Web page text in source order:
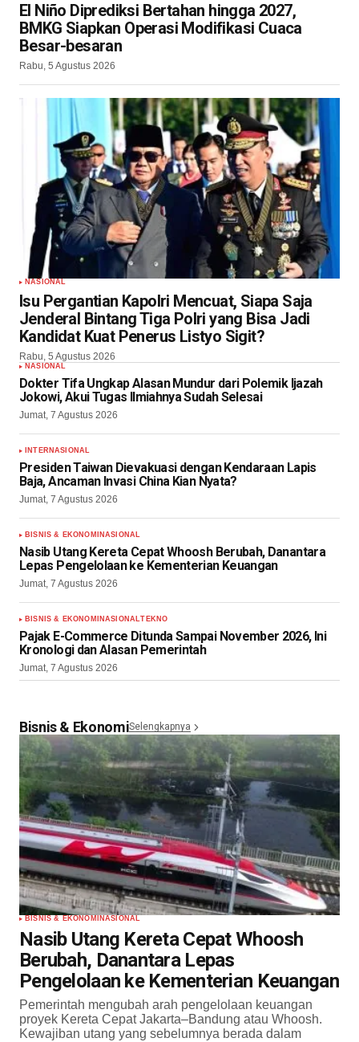
El Niño Diprediksi Bertahan hingga 2027,
BMKG Siapkan Operasi Modifikasi Cuaca
Besar-besaran
Rabu, 5 Agustus 2026
NASIONAL
Isu Pergantian Kapolri Mencuat, Siapa Saja
Jenderal Bintang Tiga Polri yang Bisa Jadi
Kandidat Kuat Penerus Listyo Sigit?
Rabu, 5 Agustus 2026
NASIONAL
Dokter Tifa Ungkap Alasan Mundur dari Polemik Ijazah
Jokowi, Akui Tugas Ilmiahnya Sudah Selesai
Jumat, 7 Agustus 2026
INTERNASIONAL
Presiden Taiwan Dievakuasi dengan Kendaraan Lapis
Baja, Ancaman Invasi China Kian Nyata?
Jumat, 7 Agustus 2026
BISNIS & EKONOMI NASIONAL
Nasib Utang Kereta Cepat Whoosh Berubah, Danantara
Lepas Pengelolaan ke Kementerian Keuangan
Jumat, 7 Agustus 2026
BISNIS & EKONOMI NASIONALTEKNO
Pajak E-Commerce Ditunda Sampai November 2026, Ini
Kronologi dan Alasan Pemerintah
Jumat, 7 Agustus 2026
Bisnis & EkonomiSelengkapnya
BISNIS & EKONOMI NASIONAL
Nasib Utang Kereta Cepat Whoosh
Berubah, Danantara Lepas
Pengelolaan ke Kementerian Keuangan
Pemerintah mengubah arah pengelolaan keuangan
proyek Kereta Cepat Jakarta–Bandung atau Whoosh.
Kewajiban utang yang sebelumnya berada dalam